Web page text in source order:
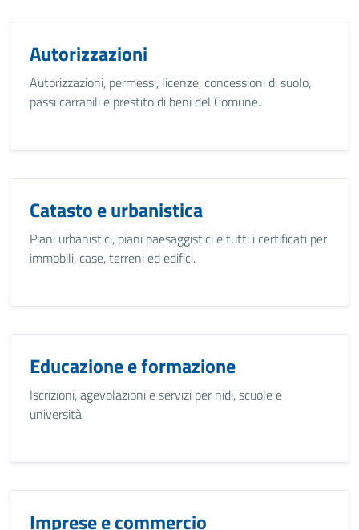
Autorizzazioni
Autorizzazioni, permessi, licenze, concessioni di suolo,
passi carrabili e prestito di beni del Comune.
Catasto e urbanistica
Piani urbanistici, piani paesaggistici e tutti i certificati per
immobili, case, terreni ed edifici.
Educazione e formazione
Iscrizioni, agevolazioni e servizi per nidi, scuole e
università.
Imprese e commercio